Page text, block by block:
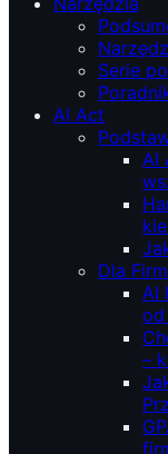
Serie
AI Act
AI
Dla
AI
–